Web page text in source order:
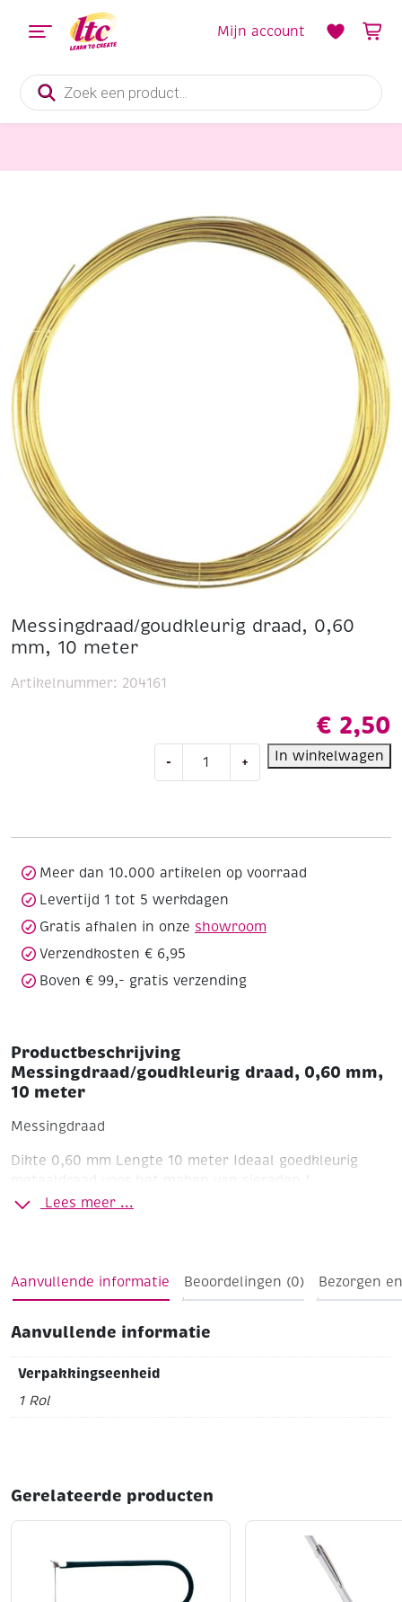
Producten
zoeken
Mijn account
Messingdraad/goudkleurig draad, 0,60
mm, 10 meter
€ 2,50
-
Messingdraad/goudkleurig
aantal
+ In winkelwagen
Artikelnummer: 204161
Meer dan 10.000 artikelen op voorraad
Levertijd 1 tot 5 werkdagen
Gratis afhalen in onze showroom
Verzendkosten € 6,95
Boven € 99,- gratis verzending
Productbeschrijving
Messingdraad/goudkleurig draad, 0,60 mm,
10 meter
Messingdraad
Dikte 0,60 mm Lengte 10 meter Ideaal goedkleurig
Lees meer ...
Aanvullende informatie Beoordelingen (0) Bezorgen
Aanvullende informatie
Verpakkingseenheid
1 Rol
Gerelateerde producten